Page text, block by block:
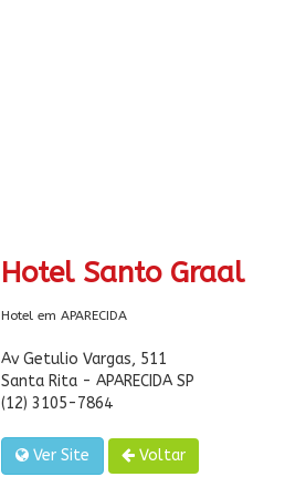
Hotel Santo Graal
Hotel em APARECIDA
Av Getulio Vargas, 511
Santa Rita - APARECIDA SP
(12) 3105-7864
Ver Site Voltar